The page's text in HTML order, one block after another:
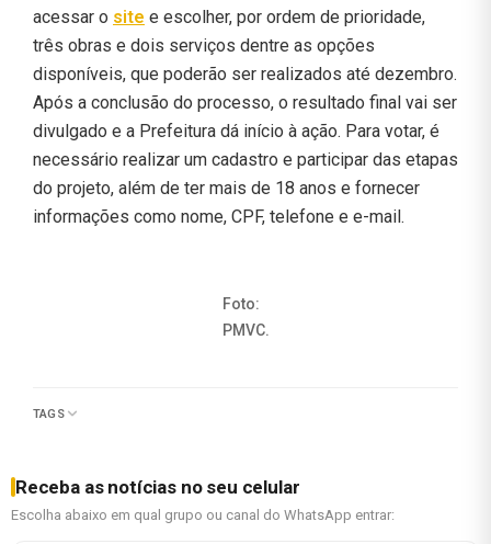
acessar o site e escolher, por ordem de prioridade,
três obras e dois serviços dentre as opções
disponíveis, que poderão ser realizados até dezembro.
Após a conclusão do processo, o resultado final vai ser
divulgado e a Prefeitura dá início à ação. Para votar, é
necessário realizar um cadastro e participar das etapas
do projeto, além de ter mais de 18 anos e fornecer
informações como nome, CPF, telefone e e-mail.
Foto:
PMVC.
TAGS
Receba as notícias no seu celular
Escolha abaixo em qual grupo ou canal do WhatsApp entrar: